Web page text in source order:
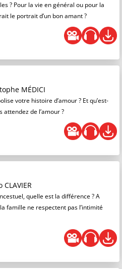
? Pour la vie en général ou pour la
le portrait d’un bon amant ?
MÉDICI
votre histoire d’amour ? Et qu’est-
attendez de l’amour ?
quelle est la différence ? A
famille ne respectent pas l’intimité